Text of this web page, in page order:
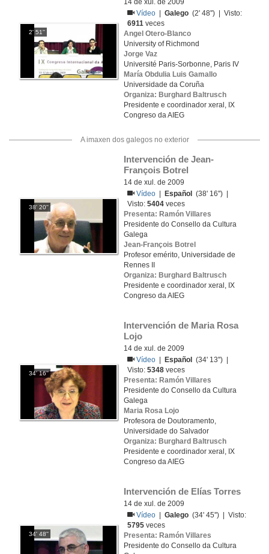
2' 51''
14 de xul. de 2009
Vídeo
|Galego (2' 48'') | Visto:
6911 veces
Angel Otero-Blanco
University of Richmond
Jorge Vaz
Université Paris-Sorbonne, Paris IV
María Obdulia Luis Gamallo
Universidade da Coruña
Organiza: Burghard Baltrusch
Presidente e coordinador xeral, IX
Congreso da AIEG
A imaxen dos galegos no exterior
38' 20''
Intervención de Jean-
François Botrel
14 de xul. de 2009
Vídeo
Español
(38' 16'') |
Visto:5404 veces
Presenta: Ramón Villares
Presidente do Consello da Cultura
Galega
Jean-François Botrel
Profesor emérito, Universidade de
Rennes II
Organiza: Burghard Baltrusch
Presidente e coordinador xeral, IX
Congreso da AIEG
34' 16''
Intervención de Maria Rosa
Lojo
14 de xul. de 2009
Vídeo
Español
(34' 13'') |
Visto:5348 veces
Presenta: Ramón Villares
Presidente do Consello da Cultura
Galega
Maria Rosa Lojo
Profesora de Doutoramento,
Universidade do Salvador
Organiza: Burghard Baltrusch
Presidente e coordinador xeral, IX
Congreso da AIEG
34' 48''
Intervención de Elías Torres
14 de xul. de 2009
Vídeo
|Galego (34' 45'') | Visto:
5795 veces
Presenta: Ramón Villares
Presidente do Consello da Cultura